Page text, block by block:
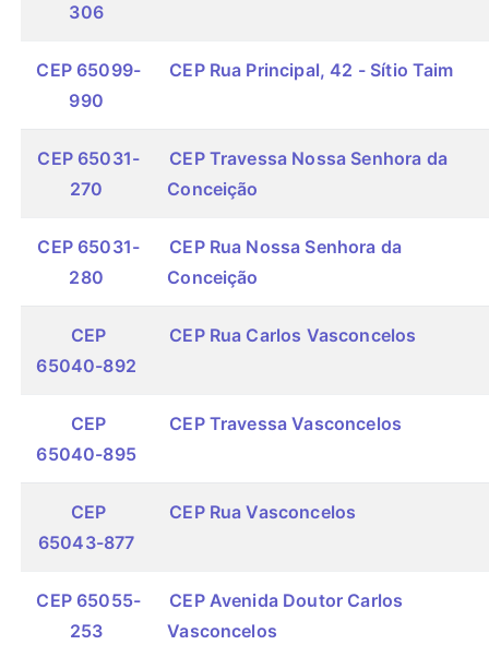
306
CEP 65099-
990
CEP Rua Principal, 42 - Sítio Taim
CEP 65031-
270
CEP Travessa Nossa Senhora da
Conceição
CEP 65031-
280
CEP Rua Nossa Senhora da
Conceição
CEP
65040-892
CEP Rua Carlos Vasconcelos
CEP
65040-895
CEP Travessa Vasconcelos
CEP
65043-877
CEP Rua Vasconcelos
CEP 65055-
253
CEP Avenida Doutor Carlos
Vasconcelos